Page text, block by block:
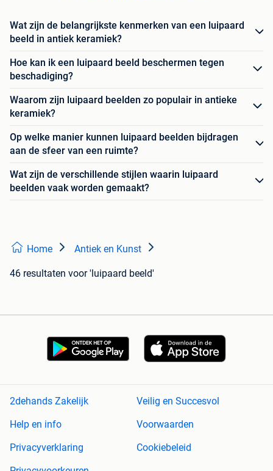
Wat zijn de belangrijkste kenmerken van een luipaard
beeld in antiek keramiek?
Hoe kan ik een luipaard beeld beschermen tegen
beschadiging?
Waarom zijn luipaard beelden zo populair in antieke
keramiek?
Op welke manier kunnen luipaard beelden bijdragen
aan de sfeer van een ruimte?
Wat zijn de verschillende stijlen waarin luipaard
beelden vaak worden gemaakt?
Home Antiek en Kunst
46 resultaten voor 'luipaard beeld'
2dehands Zakelijk
Veilig en Succesvol
Help en info
Voorwaarden
Privacyverklaring
Cookiebeleid